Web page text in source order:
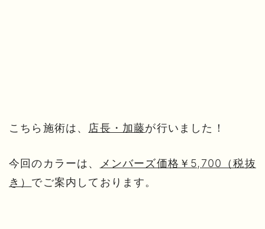
こちら施術は、 店長・加藤が行いました！
今回のカラーは、
メンバーズ価格￥5,700（税抜
き） でご案内しております。